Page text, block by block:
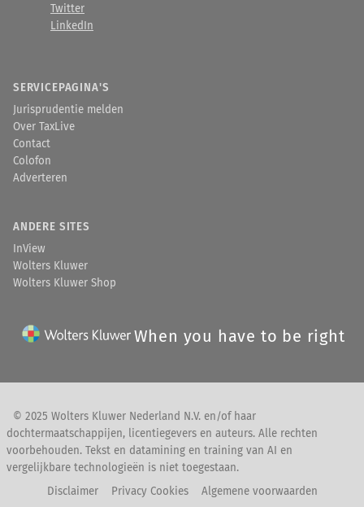
Twitter
LinkedIn
SERVICEPAGINA'S
Jurisprudentie melden
Over TaxLive
Contact
Colofon
Adverteren
ANDERE SITES
InView
Wolters Kluwer
Wolters Kluwer Shop
When you have to be right
© 2025 Wolters Kluwer Nederland N.V. en/of haar
dochtermaatschappijen, licentiegevers en auteurs. Alle rechten
voorbehouden. Tekst en datamining en training van AI en
vergelijkbare technologieën is niet toegestaan.
Disclaimer
Privacy Cookies Algemene voorwaarden